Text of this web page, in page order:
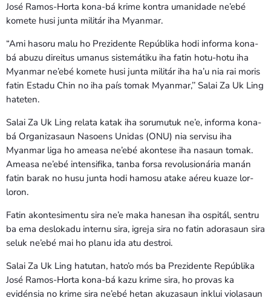
José Ramos-Horta kona-bá krime kontra umanidade ne’ebé
komete husi junta militár iha Myanmar.
“Ami hasoru malu ho Prezidente Repúblika hodi informa kona-
bá abuzu direitus umanus sistemátiku iha fatin hotu-hotu iha
Myanmar ne’ebé komete husi junta militár iha ha’u nia rai moris
fatin Estadu Chin no iha país tomak Myanmar,’’ Salai Za Uk Ling
hateten.
Salai Za Uk Ling relata katak iha sorumutuk ne’e, informa kona-
bá Organizasaun Nasoens Unidas (ONU) nia servisu iha
Myanmar liga ho ameasa ne’ebé akontese iha nasaun tomak.
Ameasa ne’ebé intensifika, tanba forsa revolusionária manán
fatin barak no husu junta hodi hamosu atake aéreu kuaze lor-
loron.
Fatin akontesimentu sira ne’e maka hanesan iha ospitál, sentru
ba ema deslokadu internu sira, igreja sira no fatin adorasaun sira
seluk ne’ebé mai ho planu ida atu destroi.
Salai Za Uk Ling hatutan, hato’o mós ba Prezidente Repúblika
José Ramos-Horta kona-bá kazu krime sira, ho provas ka
evidénsia no krime sira ne’ebé hetan akuzasaun inklui violasaun